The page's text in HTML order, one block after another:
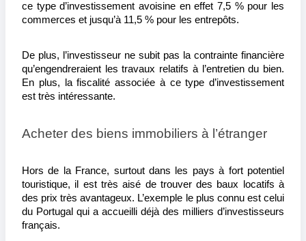
ce type d’investissement avoisine en effet 7,5 % pour les
commerces et jusqu’à 11,5 % pour les entrepôts.
De plus, l’investisseur ne subit pas la contrainte financière
qu’engendreraient les travaux relatifs à l’entretien du bien.
En plus, la fiscalité associée à ce type d’investissement
est très intéressante.
Acheter des biens immobiliers à l’étranger
Hors de la France, surtout dans les pays à fort potentiel
touristique, il est très aisé de trouver des baux locatifs à
des prix très avantageux. L’exemple le plus connu est celui
du Portugal qui a accueilli déjà des milliers d’investisseurs
français.